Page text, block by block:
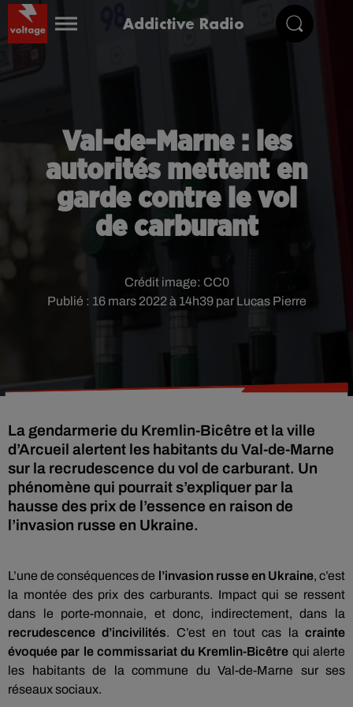
Addictive Radio
Val-de-Marne : les
autorités mettent en
garde contre le vol
de carburant
Publié : 16 mars 2022 à 14h39 par Lucas Pierre
Crédit image: CC0
La gendarmerie du Kremlin-Bicêtre et la ville
d’Arcueil alertent les habitants du Val-de-Marne
sur la recrudescence du vol de carburant. Un
phénomène qui pourrait s’expliquer par la
hausse des prix de l’essence en raison de
l’invasion russe en Ukraine.
L’une de conséquences de l’invasion russe en Ukraine, c’est
la montée des prix des carburants. Impact qui se ressent
dans le porte-monnaie, et donc, indirectement, dans la
recrudescence d’incivilités. C’est en tout cas lacrainte
évoquée par le commissariat du Kremlin-Bicêtre qui alerte
les habitants de la commune du Val-de-Marne sur ses
réseaux sociaux.